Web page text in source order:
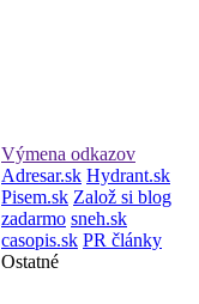
Výmena odkazov
Adresar.sk Hydrant.sk
Pisem.sk Založ si blog
zadarmo sneh.sk
casopis.sk PR články
Ostatné